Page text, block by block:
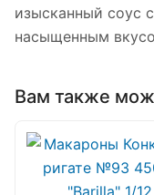
изысканный соус
насыщенным
Вам также